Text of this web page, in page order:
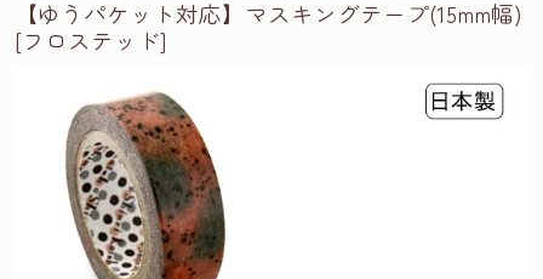
【ゆうパケット対応】マスキングテープ(15mm幅)
[フロステッド]